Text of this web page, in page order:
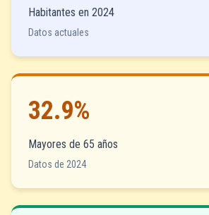
Habitantes en 2024
Datos actuales
32.9%
Mayores de 65 años
Datos de 2024